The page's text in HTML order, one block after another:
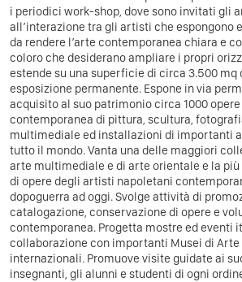
i periodici work-shop, dove sono invitati gli
all’interazione tra gli artisti che espongono
da rendere l’arte contemporanea chiara e
coloro che desiderano ampliare i propri
estende su una superficie di circa 3.500 mq
esposizione permanente. Espone in via
acquisito al suo patrimonio circa 1000
contemporanea di pittura, scultura,
multimediale ed installazioni di importanti
tutto il mondo. Vanta una delle maggiori
arte multimediale e di arte orientale e la
di opere degli artisti napoletani
dopoguerra ad oggi. Svolge attività di
catalogazione, conservazione di opere e
contemporanea. Progetta mostre ed eventi
collaborazione con importanti Musei di Arte
internazionali. Promuove visite guidate ai
insegnanti, gli alunni e studenti di ogni